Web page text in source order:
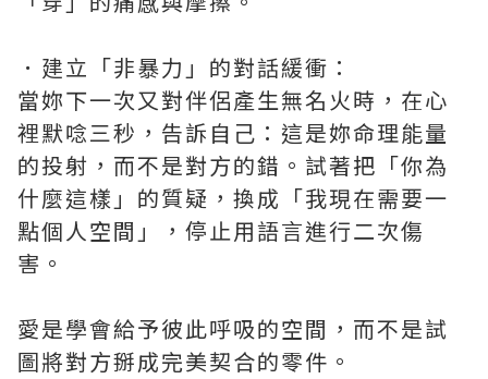
．建立「非暴力」的對話緩衝：
當妳下一次又對伴侶產生無名火時，在心
裡默唸三秒，告訴自己：這是妳命理能量
的投射，而不是對方的錯。試著把「你為
什麼這樣」的質疑，換成「我現在需要一
點個人空間」，停止用語言進行二次傷
害。
愛是學會給予彼此呼吸的空間，而不是試
圖將對方掰成完美契合的零件。